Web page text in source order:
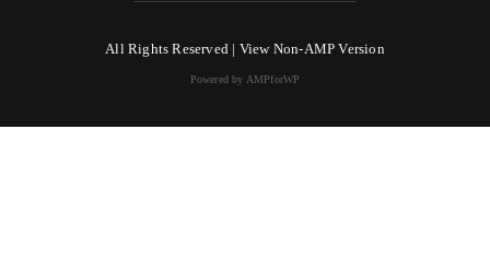
All Rights Reserved | View Non-AMP Version
Powered by AMPforWP